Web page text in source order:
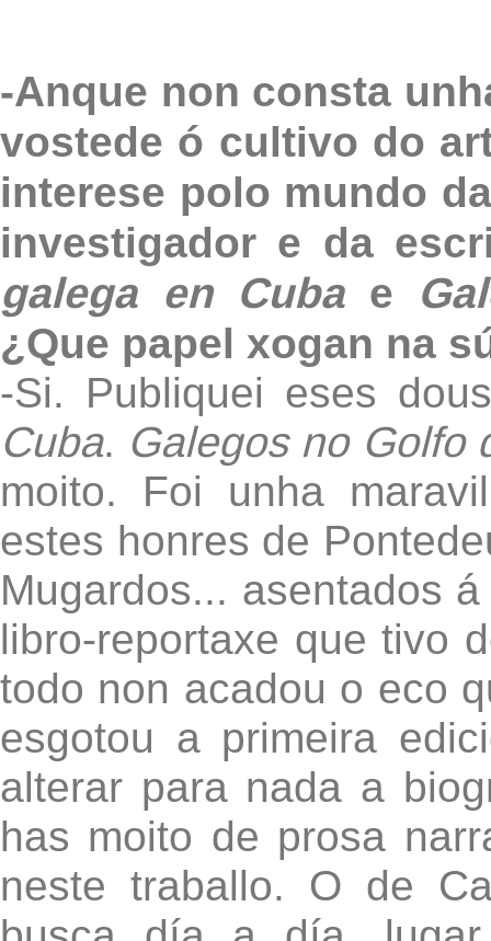
-Anque non consta
vostede ó cultivo do
interese polo mundo
investigador e da
galega en Cubae
¿Que papel xogan na
-Si. Publiquei eses
Cuba. Galegos no Golfo
moito. Foi unha
estes honres de
Mugardos... asentados
libro-reportaxe que tivo
todo non acadou o eco
esgotou a primeira
alterar para nada a
has moito de prosa
neste traballo. O de